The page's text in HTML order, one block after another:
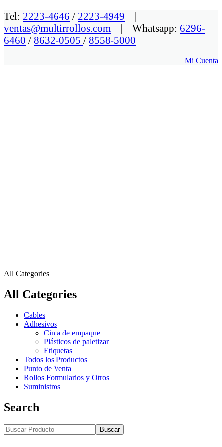
Tel: 2223-4646 / 2223-4949 |
ventas@multirrollos.com | Whatsapp: 6296-
6460 / 8632-0505 / 8558-5000
Mi Cuenta
All Categories
All Categories
Cables
Adhesivos
Cinta de empaque
Plásticos de paletizar
Etiquetas
Todos los Productos
Punto de Venta
Rollos Formularios y Otros
Suministros
Search
Buscar